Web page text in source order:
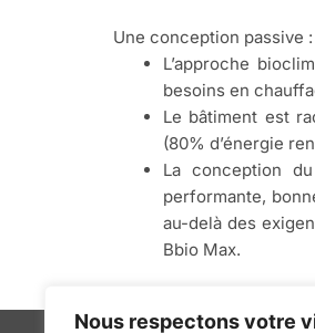
Nous respectons votre
Une conception passive :
L’approche
besoins en
Le bâtiment est
(80% d’énergie
La conception
performante,
au-delà des
Bbio Max.